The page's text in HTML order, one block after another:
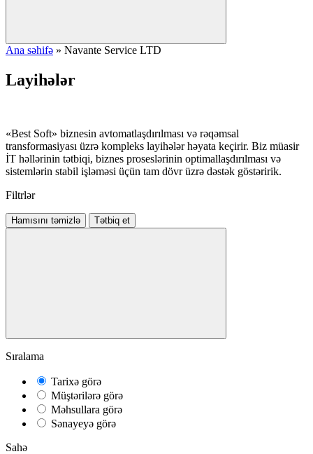
Ana səhifə » Navante Service LTD
Layihələr
«Best Soft» biznesin avtomatlaşdırılması və rəqəmsal
transformasiyası üzrə kompleks layihələr həyata keçirir. Biz müasir
İT həllərinin tətbiqi, biznes proseslərinin optimallaşdırılması və
sistemlərin stabil işləməsi üçün tam dövr üzrə dəstək göstəririk.
Filtrlər
Hamısını təmizlə Tətbiq et
Sıralama
Tarixə görə
Müştərilərə görə
Məhsullara görə
Sənayeyə görə
Sahə